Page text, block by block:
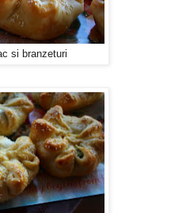
si branzeturi